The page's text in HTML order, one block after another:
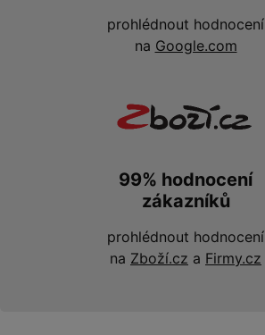
prohlédnout hodnocení
na Google.com
99% hodnocení
zákazníků
prohlédnout hodnocení
na Zboží.cz a Firmy.cz